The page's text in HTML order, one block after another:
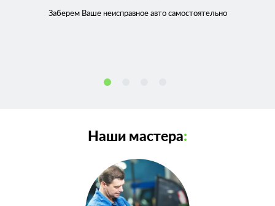
Заберем Ваше неисправноеавто самостоятельно
Наши мастера: